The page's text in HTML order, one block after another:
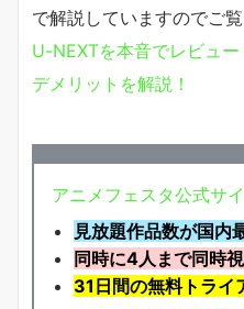
で解説していますのでご覧
U-NEXTを本音でレビュ
デメリットを解説！
アニメフェスタ公式サ
見放題作品数が国内
同時に4人まで同時
31日間の無料トライ